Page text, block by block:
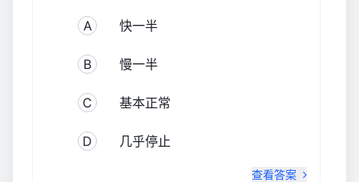
A 快一半
B 慢一半
C 基本正常
D 几乎停止
查看答案